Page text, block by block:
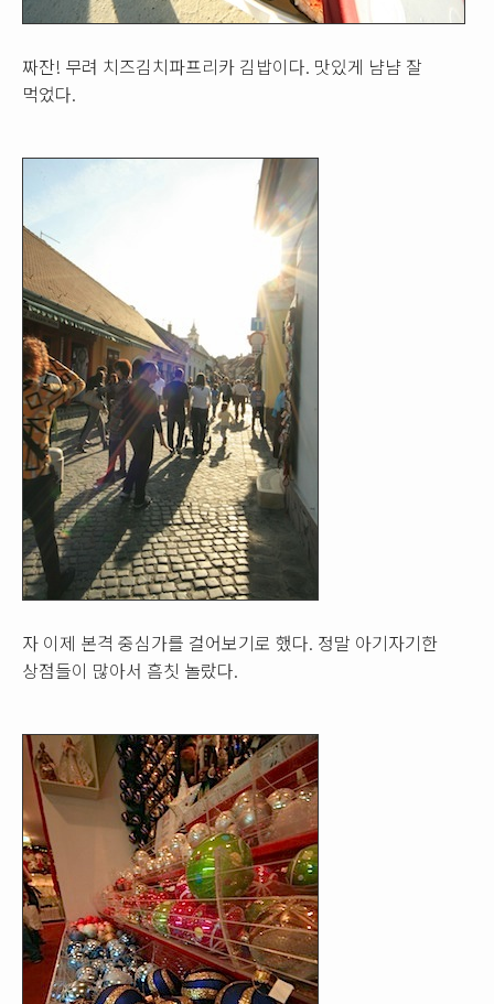
짜잔! 무려 치즈김치파프리카 김밥이다. 맛있게 냠냠 잘
먹었다.
자 이제 본격 중심가를 걸어보기로 했다. 정말 아기자기한
상점들이 많아서 흠칫 놀랐다.